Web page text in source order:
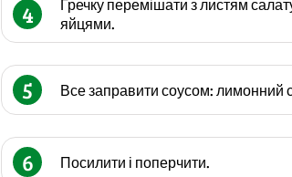
4
Гречку перемішати з листям
яйцями.
5 Все заправити соусом: лимонний
6 Посилити і поперчити.